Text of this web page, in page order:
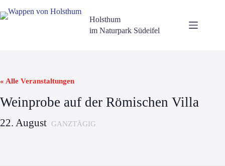
Inhalt
springen
Holsthum
im Naturpark Südeifel
« Alle Veranstaltungen
Weinprobe auf der Römischen Villa
22. August GANZ­TÄ­GIG